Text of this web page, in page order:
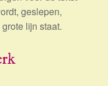
geslepen,
lijn staat.